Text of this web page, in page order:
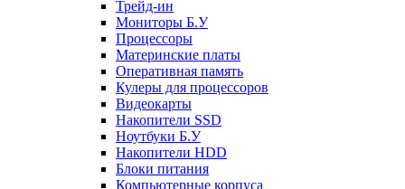
Трейд-ин
Мониторы Б.У
Процессоры
Материнские платы
Оперативная память
Кулеры для процессоров
Видеокарты
Накопители SSD
Ноутбуки Б.У
Накопители HDD
Блоки питания
Компьютерные корпуса